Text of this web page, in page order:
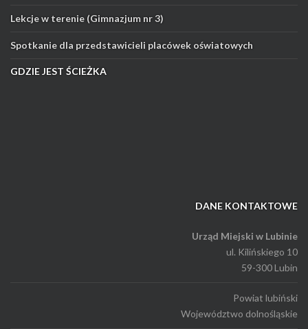
Lekcje w terenie (Gimnazjum nr 3)
Spotkanie dla przedstawicieli placówek oświatowych
GDZIE JEST ŚCIEŻKA
DANE KONTAKTOWE
Urząd Miejski w Lubinie
ul. Kilińskiego 10
59-300 Lubin
Powiat lubiński
Województwo dolnośląskie